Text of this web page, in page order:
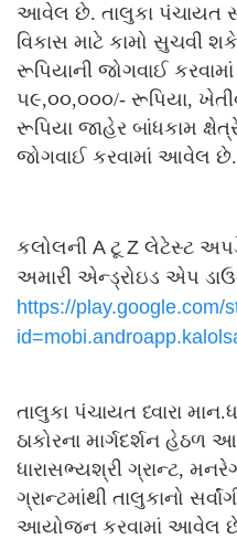
આવેલ છે. તાલુકા પંચાયત
વિકાસ માટે કામો સુચવી
રૂપિયાની જોગવાઈ
૫૯,૦૦,૦૦૦/- રૂપિયા,
રૂપિયા જાહેર બાંધકામ
જોગવાઈ કરવામાં આવેલ છે.
કલોલની A ટૂ Z લેટેસ્ટ
અમારી એન્ડ્રોઇડ એપ
https://play.google.com/
id=mobi.androapp.
તાલુકા પંચાયત ધ્વારા
ઠાકોરના માર્ગદર્શન હેઠળ
ધારાસભ્યશ્રી ગ્રાન્ટ,
ગ્રાન્ટમાંથી તાલુકાનો
આયોજન કરવામાં આવેલ